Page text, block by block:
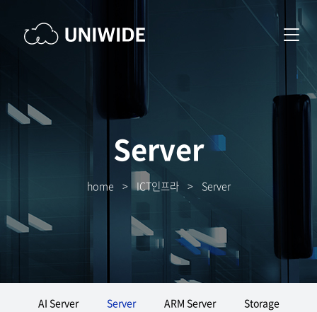
Server
home >ICT인프라> Server
AI Server Server ARM Server Storage